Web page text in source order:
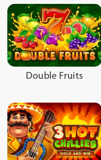
Double Fruits